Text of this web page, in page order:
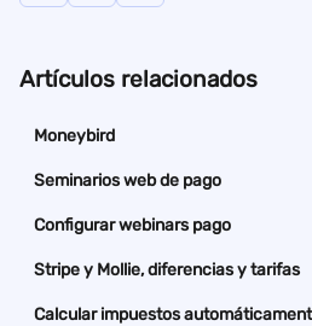
Artículos relacionados
Moneybird
Seminarios web de pago
Configurar webinars pago
Stripe y Mollie, diferencias y tarifas
Calcular impuestos